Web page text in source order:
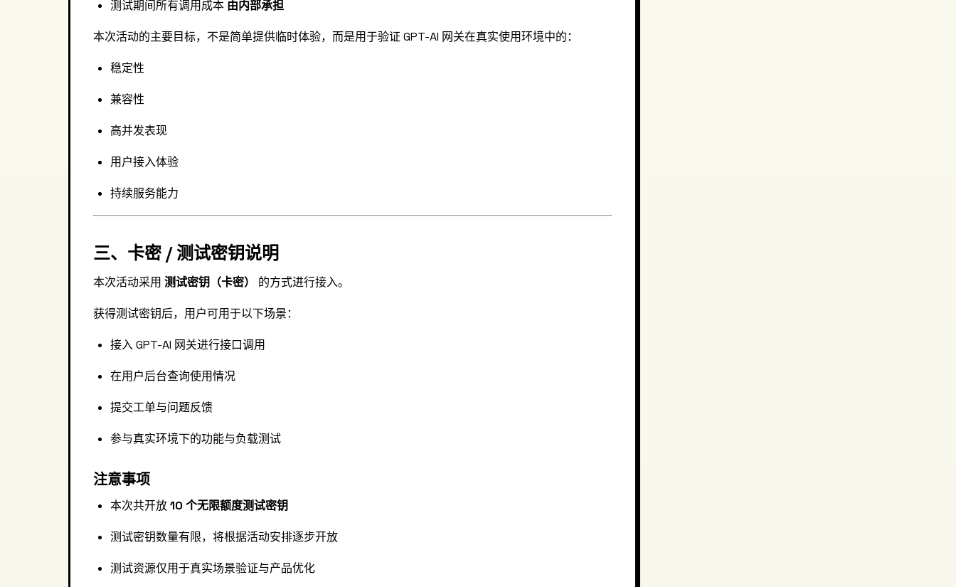
测试期间所有调用成本 由内部承担
本次活动的主要目标，不是简单提供临时体验，而是用于验证 GPT-AI 网关在真实使用环境中的：
稳定性
兼容性
高并发表现
用户接入体验
持续服务能力
三、卡密 / 测试密钥说明
本次活动采用 测试密钥（卡密） 的方式进行接入。
获得测试密钥后，用户可用于以下场景：
接入 GPT-AI 网关进行接口调用
在用户后台查询使用情况
提交工单与问题反馈
参与真实环境下的功能与负载测试
注意事项
本次共开放10 个无限额度测试密钥
测试密钥数量有限，将根据活动安排逐步开放
测试资源仅用于真实场景验证与产品优化